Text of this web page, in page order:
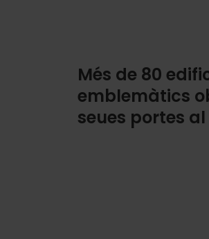
Més de 80
emblemàtics
seues portes